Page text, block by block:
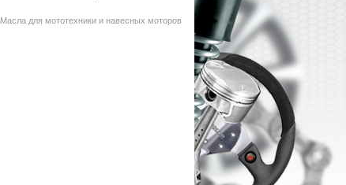
Масла для мототехники и навесных моторов